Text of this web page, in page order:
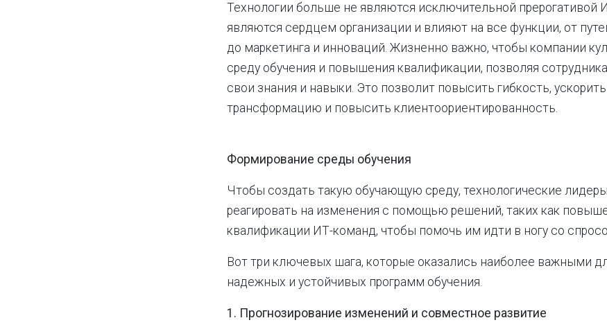
Технологии больше не являются исключительной прерогативой
являются сердцем организации и влияют на все функции, от
до маркетинга и инноваций. Жизненно важно, чтобы компании
среду обучения и повышения квалификации, позволяя
свои знания и навыки. Это позволит повысить гибкость,
трансформацию и повысить клиентоориентированность.
Формирование среды обучения
Чтобы создать такую обучающую среду, технологические
реагировать на изменения с помощью решений, таких как
квалификации ИТ-команд, чтобы помочь им идти в ногу со
Вот три ключевых шага, которые оказались наиболее важными
надежных и устойчивых программ обучения.
1. Прогнозирование изменений и совместное развитие